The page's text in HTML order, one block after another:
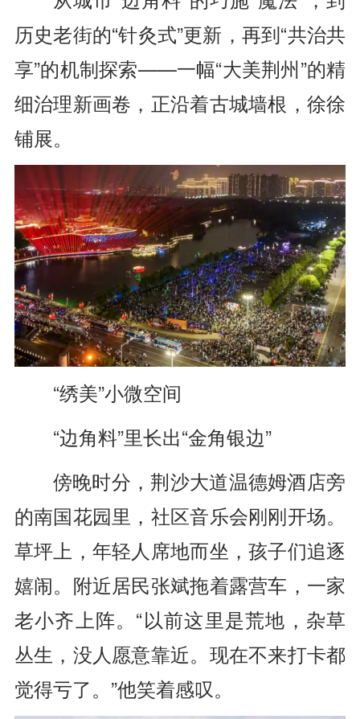
历史老街的“针灸式”更新，再到“共治共
享”的机制探索——一幅“大美荆州”的精
细治理新画卷，正沿着古城墙根，徐徐
铺展。
“绣美”小微空间
“边角料”里长出“金角银边”
傍晚时分，荆沙大道温德姆酒店旁
的南国花园里，社区音乐会刚刚开场。
草坪上，年轻人席地而坐，孩子们追逐
嬉闹。附近居民张斌拖着露营车，一家
老小齐上阵。“以前这里是荒地，杂草
丛生，没人愿意靠近。现在不来打卡都
觉得亏了。”他笑着感叹。